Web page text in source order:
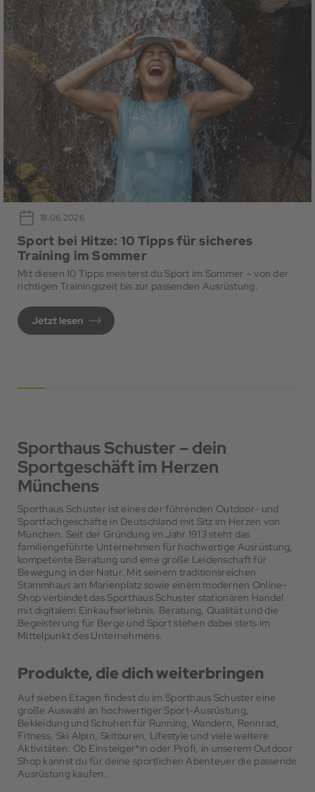
18.06.2026
Sport bei Hitze: 10 Tipps für sicheres
Training im Sommer
Mit diesen 10 Tipps meisterst du Sport im Sommer – von der
richtigen Trainingszeit bis zur passenden Ausrüstung.
Jetzt lesen
Sporthaus Schuster – dein
Sportgeschäft im Herzen
Münchens
Sporthaus Schuster ist eines der führenden Outdoor- und
Sportfachgeschäfte in Deutschland mit Sitz im Herzen von
München. Seit der Gründung im Jahr 1913 steht das
familiengeführte Unternehmen für hochwertige Ausrüstung,
kompetente Beratung und eine große Leidenschaft für
Bewegung in der Natur. Mit seinem traditionsreichen
Stammhaus am Marienplatz sowie einem modernen Online-
Shop verbindet das Sporthaus Schuster stationären Handel
mit digitalem Einkaufserlebnis. Beratung, Qualität und die
Begeisterung für Berge und Sport stehen dabei stets im
Mittelpunkt des Unternehmens.
Produkte, die dich weiterbringen
Auf sieben Etagen findest du im Sporthaus Schuster eine
große Auswahl an hochwertiger Sport-Ausrüstung,
Bekleidung und Schuhen für Running, Wandern, Rennrad,
Fitness, Ski Alpin, Skitouren, Lifestyle und viele weitere
Aktivitäten. Ob Einsteiger*in oder Profi, in unserem Outdoor
Shop kannst du für deine sportlichen Abenteuer die passende
Ausrüstung kaufen.